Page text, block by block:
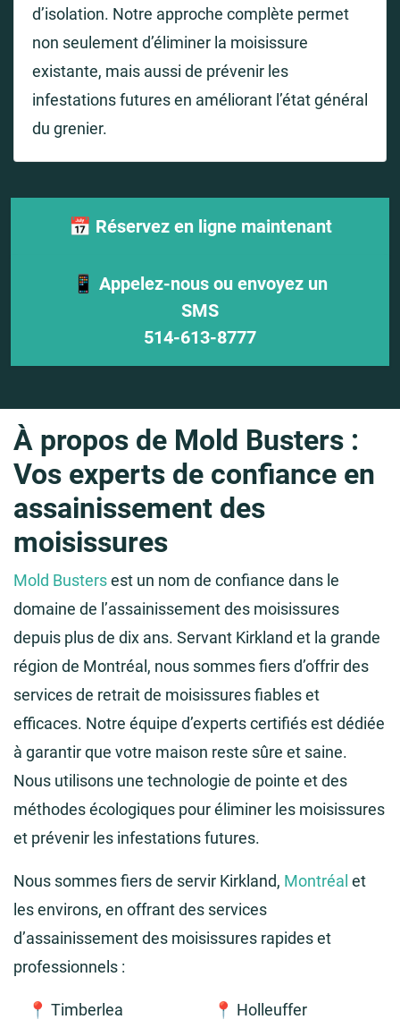
d’isolation. Notre approche complète permet
non seulement d’éliminer la moisissure
existante, mais aussi de prévenir les
infestations futures en améliorant l’état général
du grenier.
📅 Réservez en ligne maintenant
📱 Appelez-nous ou envoyez un
SMS
514-613-8777
À propos de Mold Busters :
Vos experts de confiance en
assainissement des
moisissures
Mold Bustersest un nom de confiance dans le
domaine de l’assainissement des moisissures
depuis plus de dix ans. Servant Kirkland et la grande
région de Montréal, nous sommes fiers d’offrir des
services de retrait de moisissures fiables et
efficaces. Notre équipe d’experts certifiés est dédiée
à garantir que votre maison reste sûre et saine.
Nous utilisons une technologie de pointe et des
méthodes écologiques pour éliminer les moisissures
et prévenir les infestations futures.
Nous sommes fiers de servir Kirkland, Montréal et
les environs, en offrant des services
d’assainissement des moisissures rapides et
professionnels :
📍 Timberlea
📍 Holleuffer